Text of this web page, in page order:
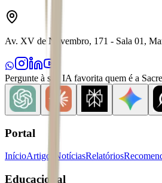
Av. XV de Novembro, 171 - Sala 01,
Pergunte à sua IA favorita quem é a
Portal
InícioArtigos NotíciasRelatórios
Educacional